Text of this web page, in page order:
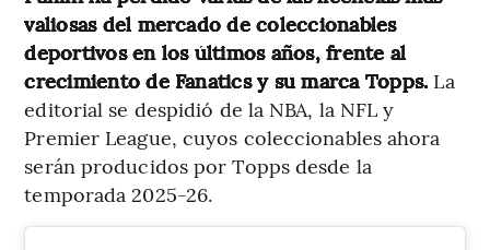
valiosas del mercado de coleccionables
deportivos en los últimos años, frente al
crecimiento de Fanatics y su marca Topps. La
editorial se despidió de la NBA, la NFL y
Premier League, cuyos coleccionables ahora
serán producidos por Topps desde la
temporada 2025-26.